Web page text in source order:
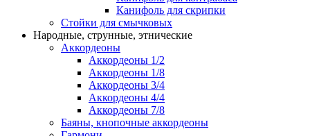
Канифоль для скрипки
Стойки для смычковых
Народные, струнные, этнические
Аккордеоны
Аккордеоны 1/2
Аккордеоны 1/8
Аккордеоны 3/4
Аккордеоны 4/4
Аккордеоны 7/8
Баяны, кнопочные аккордеоны